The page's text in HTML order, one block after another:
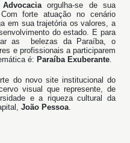
orgulha-se de sua
Com forte atuação no cenário
em sua trajetória os valores, a
do estado. E para
as belezas da Paraíba, o
e profissionais a participarem
é: Paraíba Exuberante.
do novo site institucional do
visual que represente, de
e a riqueza cultural da
João Pessoa.